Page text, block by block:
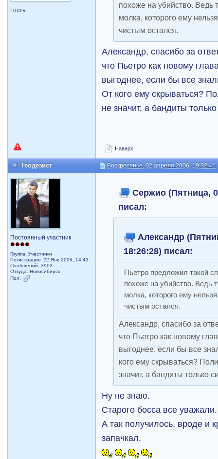
Гость
похоже на убийство. Ведь
молка, которого ему
чистым остался.
Александр, спасибо за
что Пьетро как новому
выгоднее, если бы все
От кого ему скрываться?
не значит, а бандиты
Наверх
Геодезист Воскресенье, 02 апреля 2006, 19:32:41
Постоянный участник
Группа: Участники
Регистрация: 22 Янв 2006, 14:43
Сообщений: 3902
Откуда: Новосибирск
Пол:
Сержио (Пятница,
писал:
Александр
18:26:28) писал:
Пьетро предложил такой
похоже на убийство. Ведь
молка, которого ему
чистым остался.
Александр, спасибо за
что Пьетро как новому
выгоднее, если бы все
кого ему скрываться?
значит, а бандиты только
Ну не знаю.
Старого босса все уважали.
А так получилось, вроде и
запачкал.